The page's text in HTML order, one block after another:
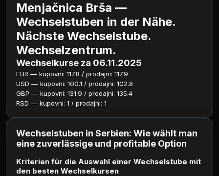
Menjačnica Brša —
Wechselstuben in der Nähe.
Nächste Wechselstube.
Wechselzentrum.
Wechselkurse za 06.11.2025
EUR — kupovni: 117.8 / prodajni: 117.9
USD — kupovni: 100.1 / prodajni: 102.8
GBP — kupovni: 131.9 / prodajni: 135.4
RSD — kupovni: 1 / prodajni: 1
Wechselstuben in Serbien: Wie wählt man
eine zuverlässige und profitable Option
Kriterien für die Auswahl einer Wechselstube mit
den besten Wechselkursen